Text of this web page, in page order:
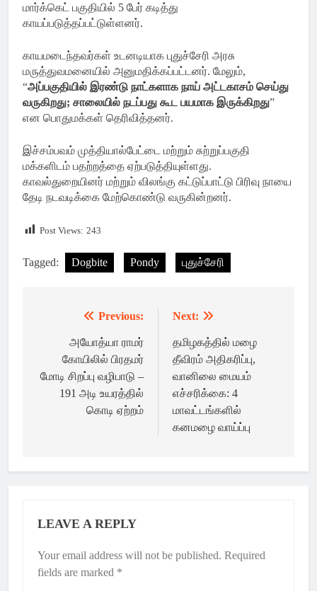
மார்க்கெட் பகுதியில் 5 பேர் கடித்து
காயப்படுத்தப்பட்டுள்ளனர்.
காயமடைந்தவர்கள் உடனடியாக புதுச்சேரி அரசு
மருத்துவமனையில் அனுமதிக்கப்பட்டனர். மேலும்,
“அப்பகுதியில் இரண்டு நாட்களாக நாய் அட்டகாசம் செய்து
வருகிறது; சாலையில் நடப்பது கூட பயமாக இருக்கிறது”
என பொதுமக்கள் தெரிவித்தனர்.
இச்சம்பவம் முத்தியால்பேட்டை மற்றும் சுற்றுப்பகுதி
மக்களிடம் பதற்றத்தை ஏற்படுத்தியுள்ளது.
காவல்துறையினர் மற்றும் விலங்கு கட்டுப்பாட்டு பிரிவு நாயை
தேடி நடவடிக்கை மேற்கொண்டு வருகின்றனர்.
Post Views: 243
Tagged: Dogbite Pondy புதுச்சேரி
navigation
Previous:
அயோத்யா ராமர்
கோயிலில் பிரதமர்
மோடி சிறப்பு வழிபாடு –
191 அடி உயரத்தில்
கொடி ஏற்றம்
Next:
தமிழகத்தில் மழை
தீவிரம் அதிகரிப்பு,
வானிலை மையம்
எச்சரிக்கை: 4
மாவட்டங்களில்
கனமழை வாய்ப்பு
LEAVE A REPLY
Your email address will not be published. Required
fields are marked *